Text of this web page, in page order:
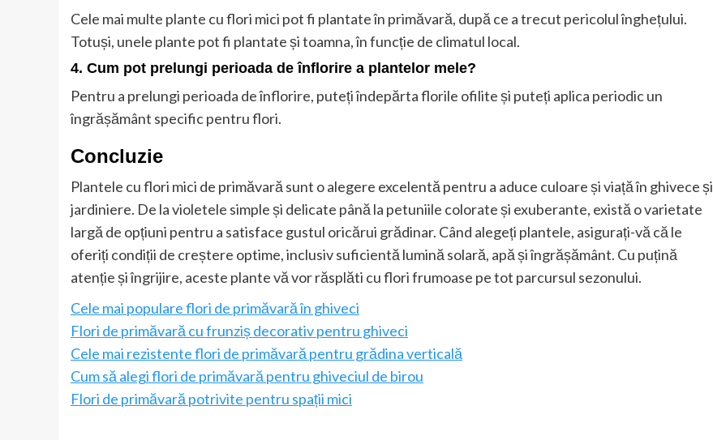
Cele mai multe plante cu flori mici pot fi plantate în primăvară, după ce a trecut pericolul înghețului.
Totuși, unele plante pot fi plantate și toamna, în funcție de climatul local.
4. Cum pot prelungi perioada de înflorire a plantelor mele?
Pentru a prelungi perioada de înflorire, puteți îndepărta florile ofilite și puteți aplica periodic un
îngrășământ specific pentru flori.
Concluzie
Plantele cu flori mici de primăvară sunt o alegere excelentă pentru a aduce culoare și viață în ghivece și
jardiniere. De la violetele simple și delicate până la petuniile colorate și exuberante, există o varietate
largă de opțiuni pentru a satisface gustul oricărui grădinar. Când alegeți plantele, asigurați-vă că le
oferiți condiții de creștere optime, inclusiv suficientă lumină solară, apă și îngrășământ. Cu puțină
atenție și îngrijire, aceste plante vă vor răsplăti cu flori frumoase pe tot parcursul sezonului.
Cele mai populare flori de primăvară în ghiveci
Flori de primăvară cu frunziș decorativ pentru ghiveci
Cele mai rezistente flori de primăvară pentru grădina verticală
Cum să alegi flori de primăvară pentru ghiveciul de birou
Flori de primăvară potrivite pentru spații mici